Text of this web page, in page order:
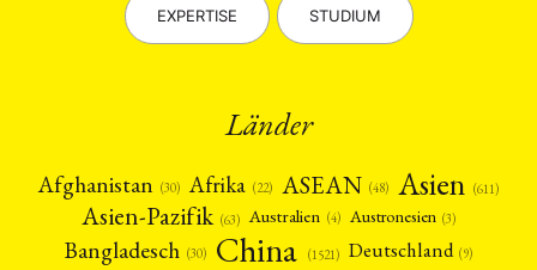
EXPERTISE STUDIUM
Länder
Afghanistan (30) Afrika (22) ASEAN (48) Asien (611)
Asien-Pazifik (63) Australien (4) Austronesien (3)
Bangladesch (30) China (1521) Deutschland (9)